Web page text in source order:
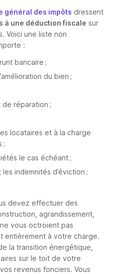
général des impôts dressent
à une déduction fiscale sur
Voici une liste non
:
bancaire ;
du bien ;
de réparation ;
locataires et à la charge
;
le cas échéant ;
indemnités d’éviction ;
devez effectuer des
agrandissement,
vous octroient pas
entièrement à votre charge.
la transition énergétique,
sur le toit de votre
revenus fonciers. Vous